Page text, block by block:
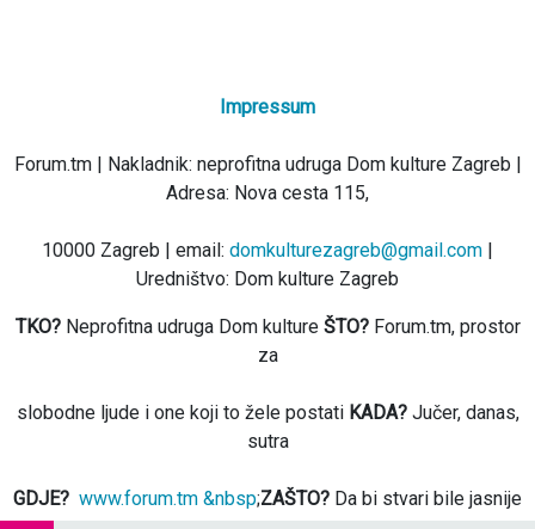
Impressum
Forum.tm | Nakladnik: neprofitna udruga Dom kulture Zagreb |
Adresa: Nova cesta 115,
10000 Zagreb | email: domkulturezagreb@gmail.com
Uredništvo: Dom kulture Zagreb
TKO?Neprofitna udruga Dom kulture ŠTO?Forum.tm, prostor
za
slobodne ljude i one koji to žele postati KADA?Jučer, danas,
sutra
GDJE? www.forum.tm &nbsp;ZAŠTO? Da bi stvari bile jasnije